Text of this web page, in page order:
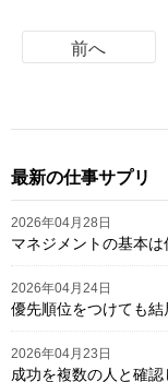
前へ
最新の仕事サプリ
2026年04月28日
マネジメントの基本は
2026年04月24日
優先順位をつけても結
2026年04月23日
成功を複数の人と確認